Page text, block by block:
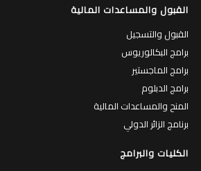
القبول والمساعدات المالية
القبول والتسجيل
برامج البكالوريوس
برامج الماجستير
برامج الدبلوم
المنح والمساعدات المالية
برنامج الزائر الدولي
الكليات والبرامج